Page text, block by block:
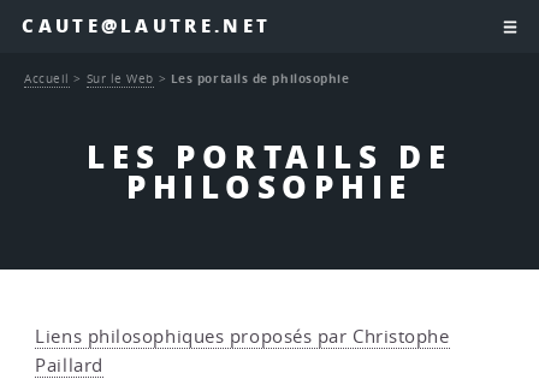
CAUTE@LAUTRE.NET
LES PORTAILS DE
PHILOSOPHIE
Accueil > Sur le Web > Les portails de philosophie
Liens philosophiques proposés par Christophe
Paillard